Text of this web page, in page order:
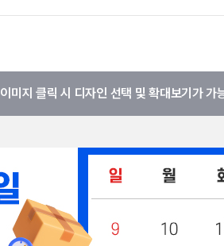
이미지 클릭 시 디자인 선택 및 확대보기가 가